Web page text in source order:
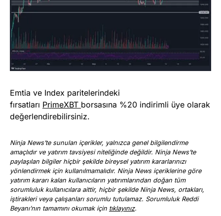
Emtia ve Index paritelerindeki
fırsatları PrimeXBT borsasına %20 indirimli üye olarak
değerlendirebilirsiniz.
Ninja News’te sunulan içerikler, yalnızca genel bilgilendirme
amaçlıdır ve yatırım tavsiyesi niteliğinde değildir. Ninja News’te
paylaşılan bilgiler hiçbir şekilde bireysel yatırım kararlarınızı
yönlendirmek için kullanılmamalıdır. Ninja News içeriklerine göre
yatırım kararı kalan kullanıcıların yatırımlarından doğan tüm
sorumluluk kullanıcılara aittir, hiçbir şekilde Ninja News, ortakları,
iştirakleri veya çalışanları sorumlu tutulamaz. Sorumluluk Reddi
Beyanı’nın tamamını okumak için tıklayınız.